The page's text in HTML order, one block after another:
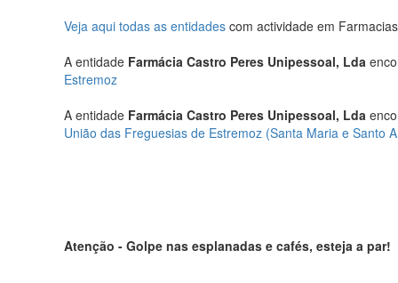
Veja aqui todas as entidades com actividade em
A entidade Farmácia Castro Peres Unipessoal, Lda
Estremoz
A entidade Farmácia Castro Peres Unipessoal, Lda
União das Freguesias de Estremoz (Santa Maria e Santo
Atenção - Golpe nas esplanadas e cafés, esteja a par!